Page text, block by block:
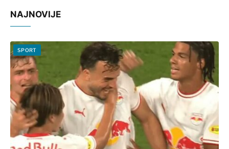
NAJNOVIJE
SPORT